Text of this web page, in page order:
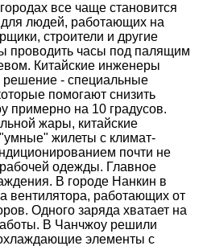
все чаще становится
людей, работающих на
строители и другие
проводить часы под палящим
Китайские инженеры
решение - специальные
помогают снизить
примерно на 10 градусов.
жары, китайские
жилеты с климат-
почти не
одежды. Главное
В городе Нанкин в
вентилятора, работающих от
Одного заряда хватает на
В Чанчжоу решили
элементы с